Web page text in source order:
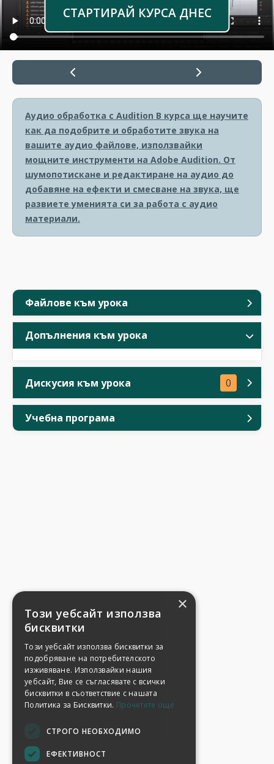
Файлове към урока
Допълнения към урока
Дискусия към урока 0
Учебна програма
СТАРТИРАЙ КУРСА ДНЕС
Аудио обработка с Audition В курса ще научите
как да подобрите и обработите звука на
вашите аудио файлове, използвайки
мощните инструменти на Adobe Audition. От
шумопотискане и редактиране на аудио до
добавяне на ефекти и смесване на звука, ще
развиете уменията си за работа с аудио
материали.
×
Този уебсайт използва
бисквитки
Този уебсайт използва бисквитки за
подобряване на потребителското
изживяване. Използвайки нашия
уебсайт, Вие се съгласявате с всички
бисквитки в съответствие с нашата
Политика за Бисквитки. Прочетете още
СТРОГО НЕОБХОДИМО
ЕФЕКТИВНОСТ